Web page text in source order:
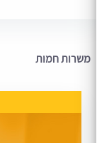
משרות חמות